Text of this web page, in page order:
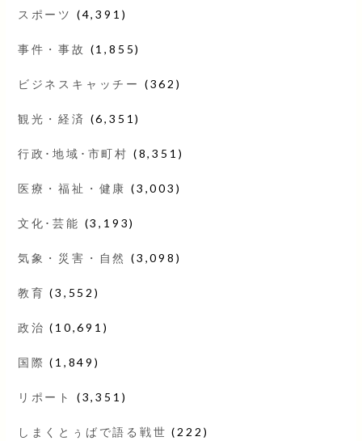
スポーツ (4,391)
事件・事故 (1,855)
ビジネスキャッチー (362)
観光・経済 (6,351)
行政･地域･市町村 (8,351)
医療・福祉・健康 (3,003)
文化･芸能 (3,193)
気象・災害・自然 (3,098)
教育 (3,552)
政治 (10,691)
国際 (1,849)
リポート (3,351)
しまくとぅばで語る戦世 (222)